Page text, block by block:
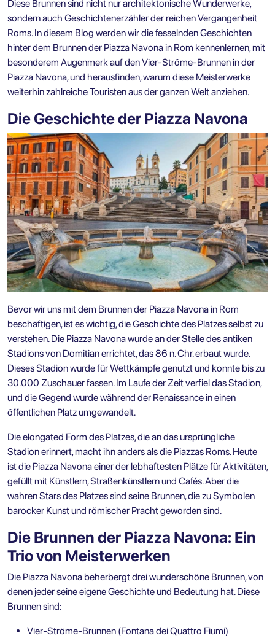
Diese Brunnen sind nicht nur architektonische Wunderwerke,
sondern auch Geschichtenerzähler der reichen Vergangenheit
Roms. In diesem Blog werden wir die fesselnden Geschichten
hinter dem Brunnen der Piazza Navona in Rom kennenlernen, mit
besonderem Augenmerk auf den Vier-Ströme-Brunnen in der
Piazza Navona, und herausfinden, warum diese Meisterwerke
weiterhin zahlreiche Touristen aus der ganzen Welt anziehen.
Die Geschichte der Piazza Navona
Bevor wir uns mit dem Brunnen der Piazza Navona in Rom
beschäftigen, ist es wichtig, die Geschichte des Platzes selbst zu
verstehen. Die Piazza Navona wurde an der Stelle des antiken
Stadions von Domitian errichtet, das 86 n. Chr. erbaut wurde.
Dieses Stadion wurde für Wettkämpfe genutzt und konnte bis zu
30.000 Zuschauer fassen. Im Laufe der Zeit verfiel das Stadion,
und die Gegend wurde während der Renaissance in einen
öffentlichen Platz umgewandelt.
Die elongated Form des Platzes, die an das ursprüngliche
Stadion erinnert, macht ihn anders als die Piazzas Roms. Heute
ist die Piazza Navona einer der lebhaftesten Plätze für Aktivitäten,
gefüllt mit Künstlern, Straßenkünstlern und Cafés. Aber die
wahren Stars des Platzes sind seine Brunnen, die zu Symbolen
barocker Kunst und römischer Pracht geworden sind.
Die Brunnen der Piazza Navona: Ein
Trio von Meisterwerken
Die Piazza Navona beherbergt drei wunderschöne Brunnen, von
denen jeder seine eigene Geschichte und Bedeutung hat. Diese
Brunnen sind:
Vier-Ströme-Brunnen (Fontana dei Quattro Fiumi)